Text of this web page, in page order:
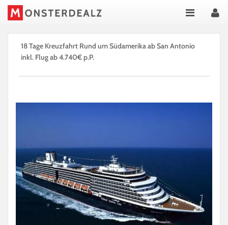
18 Tage Kreuzfahrt Rund um Südamerika ab San Antonio
inkl. Flug ab 4.740€ p.P.